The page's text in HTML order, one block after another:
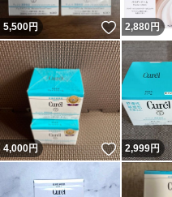
5,500円 いいね！
2,880 円
4,000円 いいね！
2,999円